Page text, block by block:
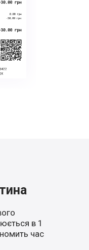
в 1
час